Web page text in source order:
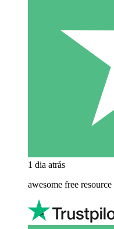
1 dia atrás
awesome free